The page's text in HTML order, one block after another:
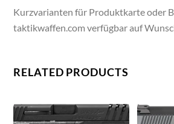
Kurzvarianten für Produktkarte oder
taktikwaffen.com verfügbar auf
RELATED PRODUCTS